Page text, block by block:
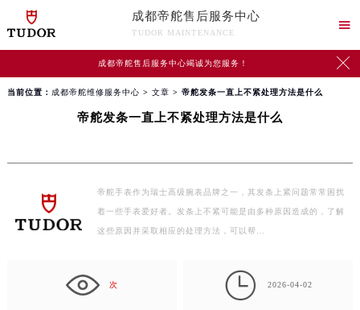
成都帝舵售后服务中心
TUDOR MAINTENANCE

成都帝舵售后服务中心竭诚为您服务！ 
当前位置： 成都帝舵维修服务中心 > 文章 > 帝舵发条一直上不紧处理方法是什么
帝舵发条一直上不紧处理方法是什么
帝舵手表作为瑞士高级腕表品牌之一，其发条上紧问题常常困扰
着一些手表爱好者。发条上不紧可能是由多种原因造成的，了解
这些原因并采取相应的处理方法，可以帮…
次  2026-04-02